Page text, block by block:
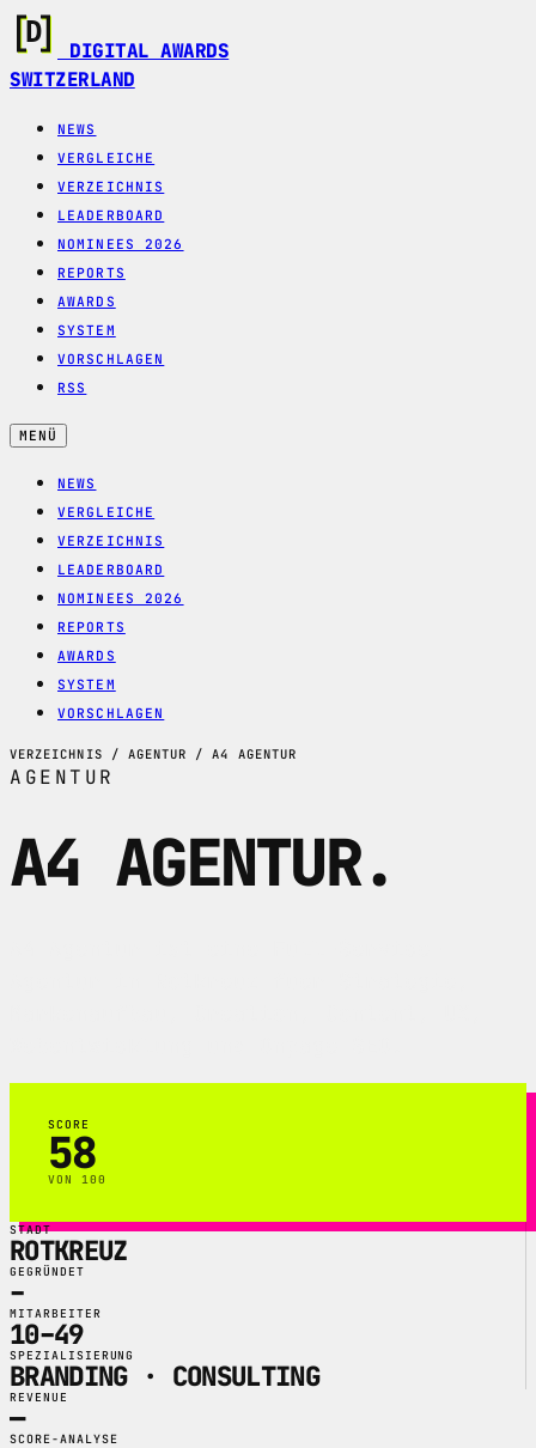
DIGITAL AWARDS
SWITZERLAND
NEWS
VERGLEICHE
VERZEICHNIS
LEADERBOARD
NOMINEES 2026
REPORTS
AWARDS
SYSTEM
VORSCHLAGEN
RSS
MENÜ
NEWS
VERGLEICHE
VERZEICHNIS
LEADERBOARD
NOMINEES 2026
REPORTS
AWARDS
SYSTEM
VORSCHLAGEN
VERZEICHNIS / AGENTUR / A4 AGENTUR
AGENTUR
A4 AGENTUR.
SCORE
58
VON 100
STADT
ROTKREUZ
GEGRÜNDET
–
MITARBEITER
10–49
SPEZIALISIERUNG
BRANDING · CONSULTING
REVENUE
—
SCORE-ANALYSE